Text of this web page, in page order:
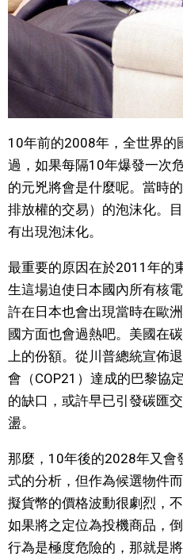
10年前的2008年，全世界的
過，如果每隔10年爆發一次
的元兇將會是什麼呢。當時
排放權的交易）的泡沫化。
有出現泡沫化。
最重要的原因在於2011年的
生這場迫使日本國內所有核
許在日本也會出現當時在歐
國方面也會過熱吧。美國在
上的份額。從川普總統宣佈
會（COP21）達成的巴黎協
的缺口，或許早已引發碳匯
盪。
那麼，10年後的2028年又會
式的分析，但作為候選物件
擬貨幣的價格波動很劇烈，
如果將之定位為投機商品，
行為是極度危險的，那就是